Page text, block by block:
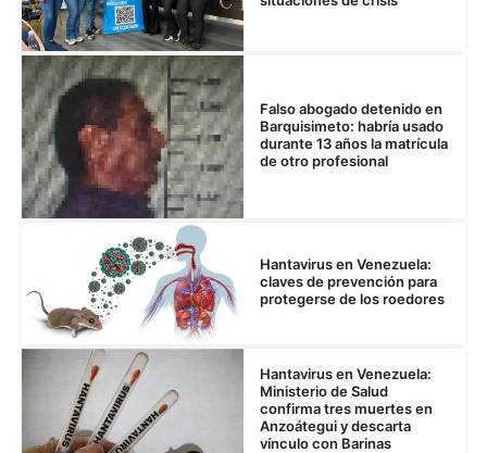
Falso abogado detenido en
Barquisimeto: habría usado
durante 13 años la matrícula
de otro profesional
Hantavirus en Venezuela:
claves de prevención para
protegerse de los roedores
Hantavirus en Venezuela:
Ministerio de Salud
confirma tres muertes en
Anzoátegui y descarta
vínculo con Barinas